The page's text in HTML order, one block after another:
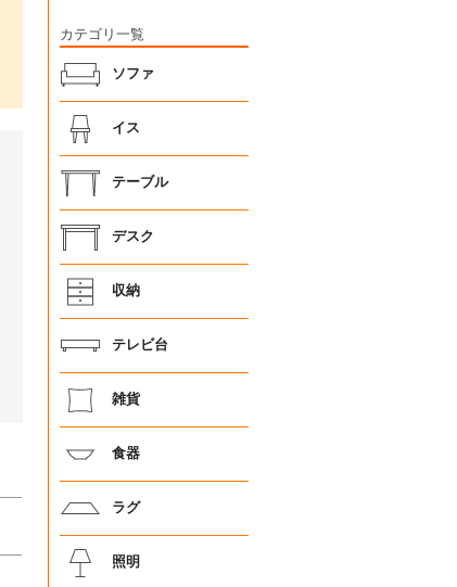
カテゴリ一覧
ソファ
イス
テーブル
デスク
収納
テレビ台
雑貨
食器
ラグ
照明